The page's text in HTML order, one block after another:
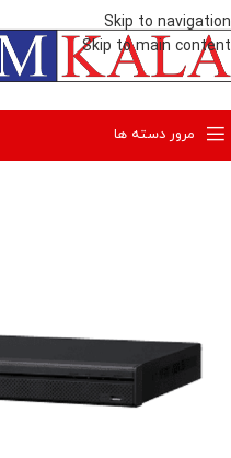
Skip to navigation
Skip to main content
مرور دسته ها